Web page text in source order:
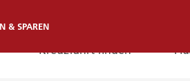
& SPAREN
Kreuzfahrt finden